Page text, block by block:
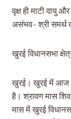
वृक्ष ही माटी वायु
असंभव- श्री समर्थ
खुरई विधानसभा
खुरई। खुरई में आज
है। श्रावण मास
मास में खुरई